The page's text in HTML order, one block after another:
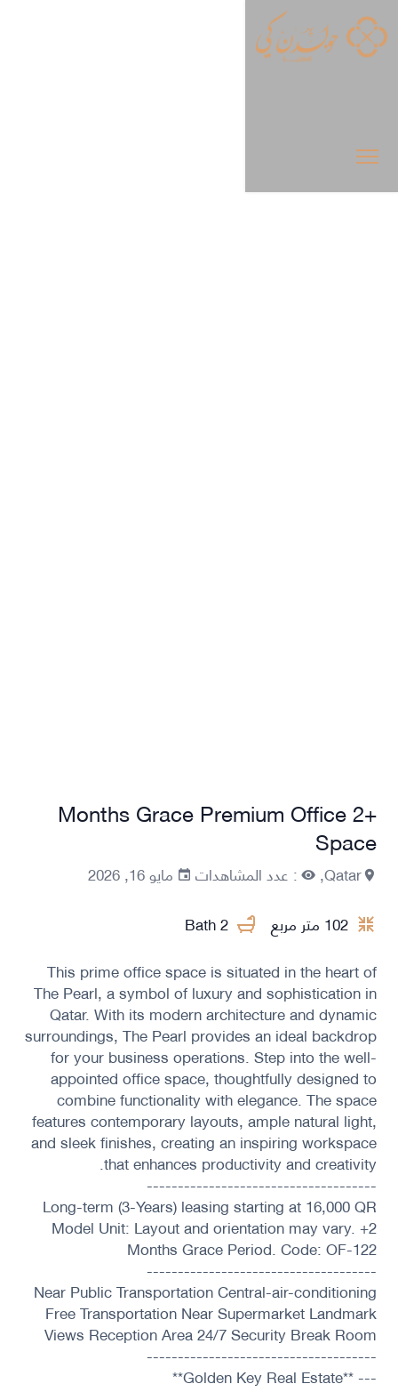
+10
+2 Months Grace Premium Office
Space
Qatar, : عدد المشاهدات
مايو 16, 2026
102 متر مربع
2 Bath
This prime office space is situated in the heart of
The Pearl, a symbol of luxury and sophistication in
Qatar. With its modern architecture and dynamic
surroundings, The Pearl provides an ideal backdrop
for your business operations. Step into the well-
appointed office space, thoughtfully designed to
combine functionality with elegance. The space
features contemporary layouts, ample natural light,
and sleek finishes, creating an inspiring workspace
that enhances productivity and creativity.
-------------------------------------
Long-term (3-Years) leasing starting at 16,000 QR
Model Unit: Layout and orientation may vary. +2
Months Grace Period. Code: OF-122
-------------------------------------
Near Public Transportation Central-air-conditioning
Free Transportation Near Supermarket Landmark
Views Reception Area 24/7 Security Break Room
-------------------------------------
--- **Golden Key Real Estate**